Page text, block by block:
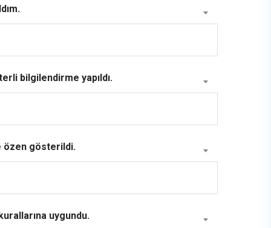
bilgilendirme yapıldı.
özen gösterildi.
uygundu.